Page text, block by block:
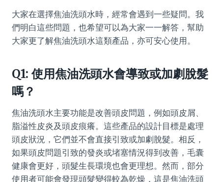
大家在選擇焦油洗頭水時，經常會遇到一些疑問。我
們明白這些問題，也希望可以為大家一一解答，幫助
大家更了解焦油洗頭水這類產品，亦可安心使用。
Q1: 使用焦油洗頭水會導致或加劇脫髮
嗎？
焦油洗頭水主要功能是改善頭皮問題，例如頭皮屑、
脂溢性皮炎及頭皮痕癢。這些產品的設計目標是處理
頭皮狀況，它們並不會直接引致或加劇脫髮。相反，
如果頭皮問題引致的發炎或堵塞情況得到改善，毛囊
健康會更好，頭髮生長環境也會更理想。然而，部分
使用者可能會發現頭髮變得較為乾燥，這是焦油洗頭